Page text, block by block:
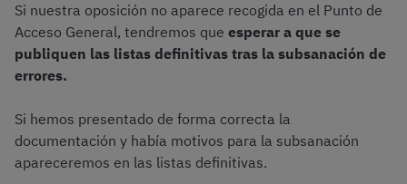
Si nuestra oposición no aparece recogida en el Punto de
Acceso General, tendremos que esperar a que se
publiquen las listas definitivas tras la subsanación de
errores.
Si hemos presentado de forma correcta la
documentación y había motivos para la subsanación
apareceremos en las listas definitivas.